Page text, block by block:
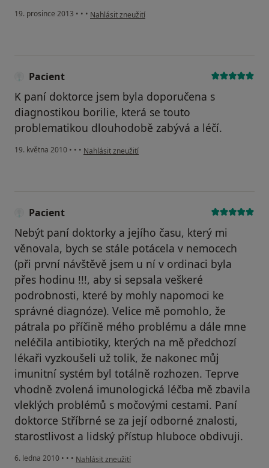
19. prosince 2013 • • • podle názoru uživatele Váš účet byl odstraněn
Nahlásit zneužití
Pacient
K paní doktorce jsem byla doporučena s
diagnostikou borilie, která se touto
problematikou dlouhodobě zabývá a léčí.
19. května 2010 • • • podle názoru uživatele Pacient
Nahlásit zneužití
Pacient
Nebýt paní doktorky a jejího času, který mi
věnovala, bych se stále potácela v nemocech
(při první návštěvě jsem u ní v ordinaci byla
přes hodinu !!!, aby si sepsala veškeré
podrobnosti, které by mohly napomoci ke
správné diagnóze). Velice mě pomohlo, že
pátrala po příčině mého problému a dále mne
neléčila antibiotiky, kterých na mě předchozí
lékaři vyzkoušeli už tolik, že nakonec můj
imunitní systém byl totálně rozhozen. Teprve
vhodně zvolená imunologická léčba mě zbavila
vleklých problémů s močovými cestami. Paní
doktorce Stříbrné se za její odborné znalosti,
starostlivost a lidský přístup hluboce obdivuji.
6. ledna 2010 • • • podle názoru uživatele Pacient
Nahlásit zneužití